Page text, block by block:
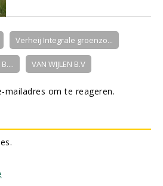
Verheij Integrale groenzo...
VAN WIJLEN B.V
om te reageren.